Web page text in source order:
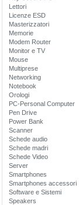
Lettori
Licenze ESD
Masterizzatori
Memorie
Modem Router
Monitor e TV
Mouse
Multiprese
Networking
Notebook
Orologi
PC-Personal Computer
Pen Drive
Power Bank
Scanner
Schede audio
Schede madri
Schede Video
Server
Smartphones
Smartphones accessori
Software e Sistemi
Speakers